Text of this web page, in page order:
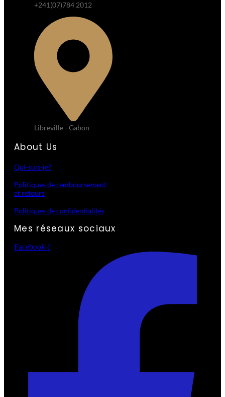
+241(07)784 2012
Libreville - Gabon
About Us
Qui-suis-je?
Politiques de remboursement
et retours
Politiques de confidentialités
Mes réseaux sociaux
Facebook-f